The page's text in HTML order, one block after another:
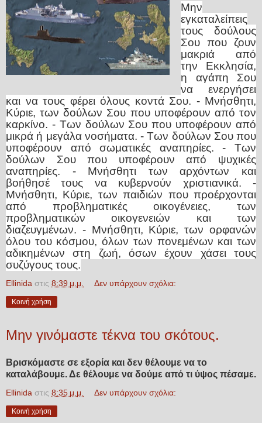
Μην
εγκαταλείπεις
τους δούλους
Σου που ζουν
μακριά από
την Εκκλησία,
η αγάπη Σου
να ενεργήσει
και να τους φέρει όλους κοντά Σου. - Μνήσθητι,
Κύριε, των δούλων Σου που υποφέρουν από τον
καρκίνο. - Των δούλων Σου που υποφέρουν από
μικρά ή μεγάλα νοσήματα. - Των δούλων Σου που
υποφέρουν από σωματικές αναπηρίες.
- Των
δούλων Σου που υποφέρουν από ψυχικές
αναπηρίες.
- Μνήσθητι των αρχόντων και
βοήθησέ τους να κυβερνούν χριστιανικά.
-
Μνήσθητι, Κύριε, των παιδιών που προέρχονται
από προβληματικές οικογένειες,
των
προβληματικών οικογενειών και των
διαζευγμένων. - Μνήσθητι, Κύριε, των ορφανών
όλου του κόσμου, όλων των πονεμένων και των
αδικημένων στη ζωή, όσων έχουν χάσει τους
συζύγους τους.
Ellinida στις 8:39 μ.μ. Δεν υπάρχουν σχόλια:
Κοινή χρήση
Μην γινόμαστε τέκνα του σκότους.
Βρισκόμαστε σε εξορία και δεν θέλουμε να το
καταλάβουμε. Δε θέλουμε να δούμε από τι ύψος πέσαμε.
Ellinida στις 8:35 μ.μ. Δεν υπάρχουν σχόλια:
Κοινή χρήση